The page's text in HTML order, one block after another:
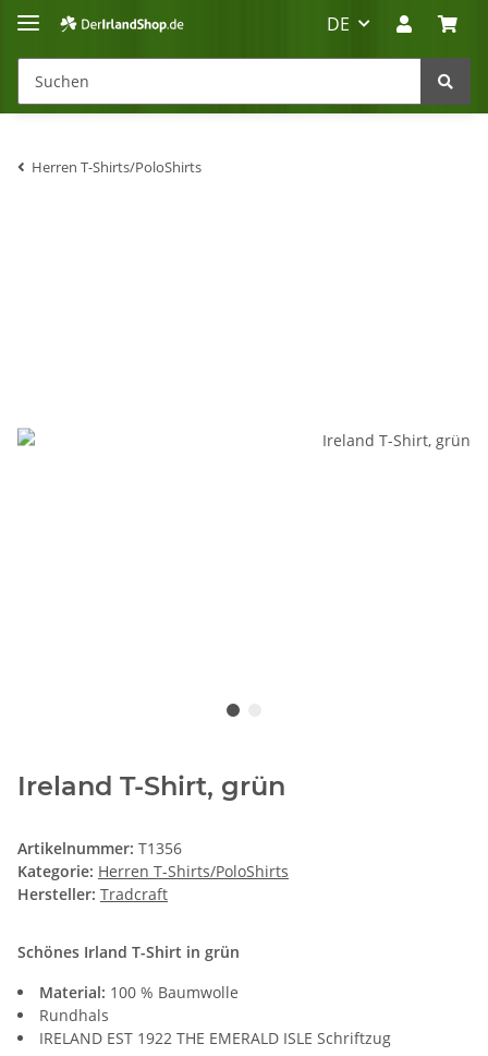
DE
Herren T-Shirts/PoloShirts
Ireland T-Shirt, grün
Artikelnummer: T1356
Kategorie: Herren T-Shirts/PoloShirts
Hersteller: Tradcraft
Schönes Irland T-Shirt in grün
Material: 100 % Baumwolle
Rundhals
IRELAND EST 1922 THE EMERALD ISLE Schriftzug